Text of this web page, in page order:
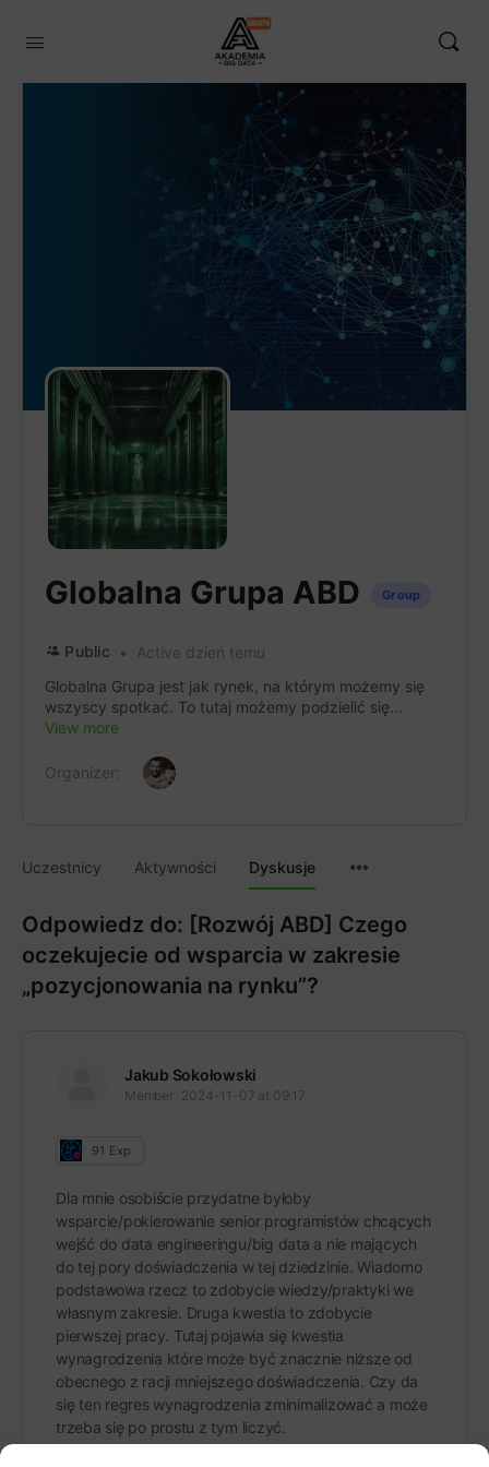
Globalna Grupa ABD Group
Public
Active dzień temu
Globalna Grupa jest jak rynek, na którym możemy się
wszyscy spotkać. To tutaj możemy podzielić się...
View more
Organizer:
Uczestnicy Aktywności Dyskusje
Odpowiedz do: [Rozwój ABD] Czego
oczekujecie od wsparcia w zakresie
„pozycjonowania na rynku”?
Jakub Sokołowski
Member 2024-11-07 at 09:17
91 Exp
Dla mnie osobiście przydatne byłoby
wsparcie/pokierowanie senior programistów chcących
wejść do data engineeringu/big data a nie mających
do tej pory doświadczenia w tej dziedzinie. Wiadomo
podstawowa rzecz to zdobycie wiedzy/praktyki we
własnym zakresie. Druga kwestia to zdobycie
pierwszej pracy. Tutaj pojawia się kwestia
wynagrodzenia które może być znacznie niższe od
obecnego z racji mniejszego doświadczenia. Czy da
się ten regres wynagrodzenia zminimalizować a może
trzeba się po prostu z tym liczyć.